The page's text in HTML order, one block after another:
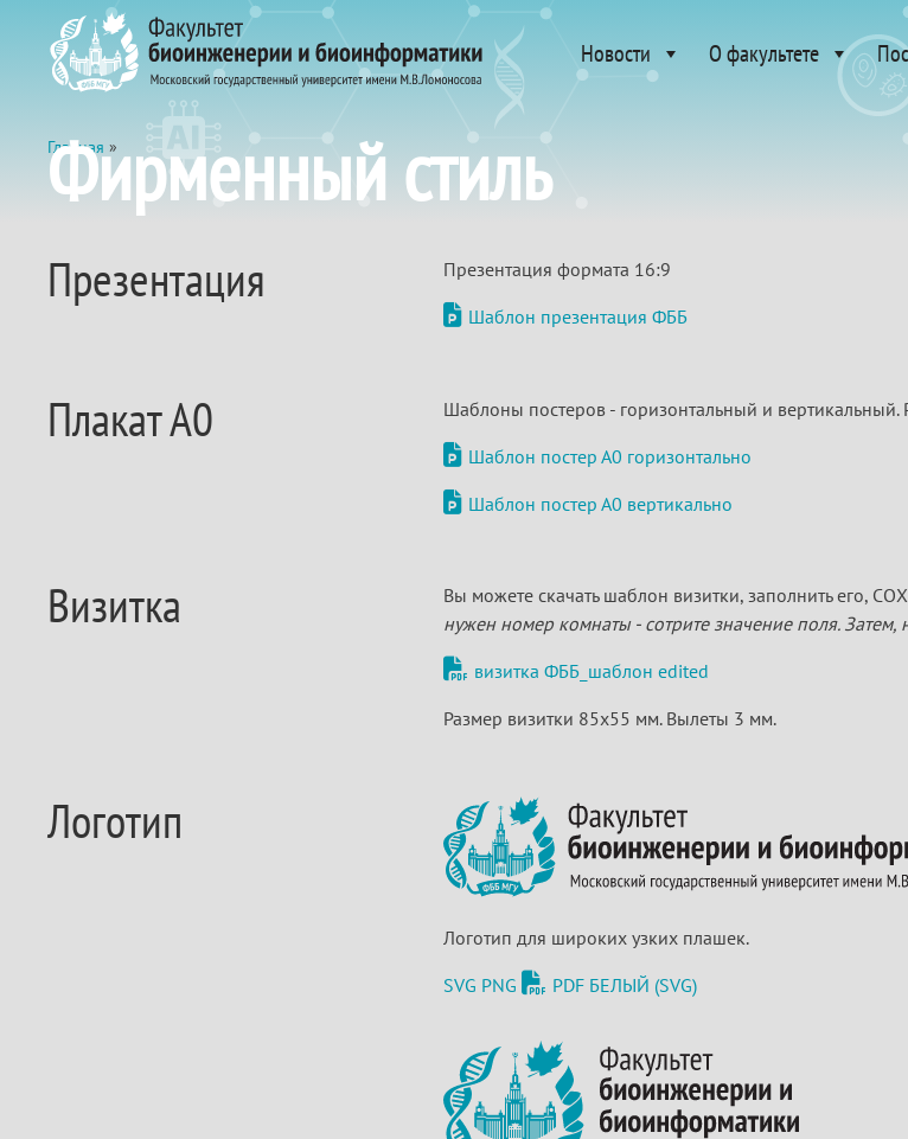
Новости О факультете
Главная »
Фирменный стиль
Презентация
Презентация формата 16:9
Шаблон презентация ФББ
Плакат А0
Шаблоны постеров - горизонтальный и вертикальный.
Шаблон постер А0 горизонтально
Шаблон постер А0 вертикально
Визитка Вы можете скачать шаблон визитки, заполнить его,
нужен номер комнаты - сотрите значение поля.
визитка ФББ_шаблон edited
Размер визитки 85х55 мм. Вылеты 3 мм.
Логотип
Логотип для широких узких плашек.
SVG PNG PDF БЕЛЫЙ (SVG)